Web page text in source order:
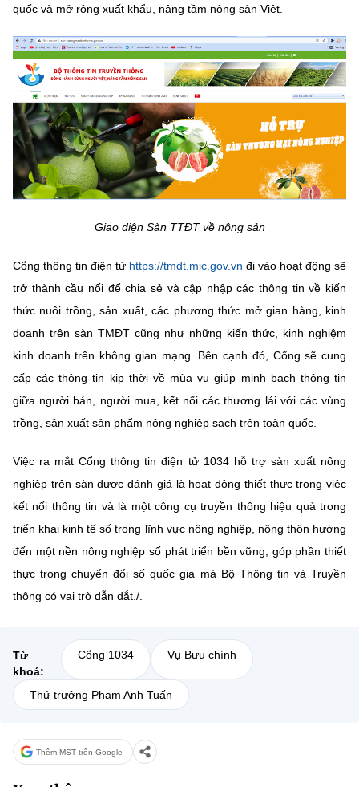
quốc và mở rộng xuất khẩu, nâng tầm nông sản Việt.
Giao diện Sàn TTĐT về nông sản
Cổng thông tin điện tử https://tmdt.mic.gov.vn đi vào hoạt động sẽ
trở thành cầu nối để chia sẻ và cập nhập các thông tin về kiến
thức nuôi trồng, sản xuất, các phương thức mở gian hàng, kinh
doanh trên sàn TMĐT cũng như những kiến thức, kinh nghiệm
kinh doanh trên không gian mạng. Bên cạnh đó, Cổng sẽ cung
cấp các thông tin kịp thời về mùa vụ giúp minh bạch thông tin
giữa người bán, người mua, kết nối các thương lái với các vùng
trồng, sản xuất sản phẩm nông nghiệp sạch trên toàn quốc.
Việc ra mắt Cổng thông tin điện tử 1034 hỗ trợ sản xuất nông
nghiệp trên sàn được đánh giá là hoạt động thiết thực trong việc
kết nối thông tin và là một công cụ truyền thông hiệu quả trong
triển khai kinh tế số trong lĩnh vực nông nghiệp, nông thôn hướng
đến một nền nông nghiệp số phát triển bền vững, góp phần thiết
thực trong chuyển đổi số quốc gia mà Bộ Thông tin và Truyền
thông có vai trò dẫn dắt./.
Từ
khoá:
Cổng 1034 Vụ Bưu chính
Thứ trưởng Phạm Anh Tuấn
Thêm MST trên Google